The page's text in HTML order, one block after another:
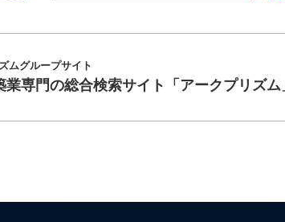
ムグループサイト
業専門の総合検索サイト 「アークプリズム